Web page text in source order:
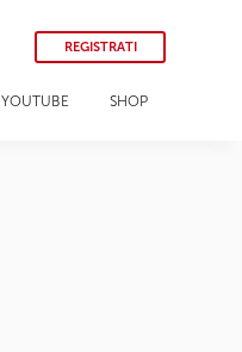
REGISTRATI
YOUTUBE SHOP